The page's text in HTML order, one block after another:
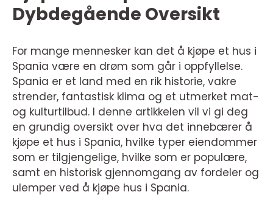
Dybdegående Oversikt
For mange mennesker kan det å kjøpe et hus i
Spania være en drøm som går i oppfyllelse.
Spania er et land med en rik historie, vakre
strender, fantastisk klima og et utmerket mat-
og kulturtilbud. I denne artikkelen vil vi gi deg
en grundig oversikt over hva det innebærer å
kjøpe et hus i Spania, hvilke typer eiendommer
som er tilgjengelige, hvilke som er populære,
samt en historisk gjennomgang av fordeler og
ulemper ved å kjøpe hus i Spania.